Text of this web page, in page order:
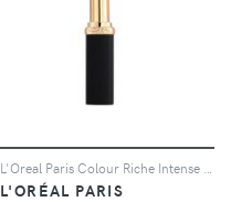
L'ORÉAL PARIS